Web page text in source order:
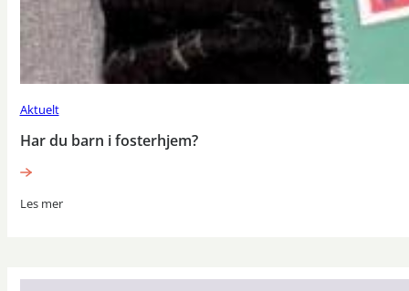
Aktuelt
Har du barn i fosterhjem?
Les mer